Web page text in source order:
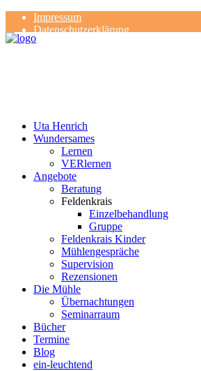
Impressum
Datenschutzerklärung
Kontakt
Uta Henrich
Wundersames
Lernen
VERlernen
Angebote
Beratung
Feldenkrais
Einzelbehandlung
Gruppe
Feldenkrais Kinder
Mühlengespräche
Supervision
Rezensionen
Die Mühle
Übernachtungen
Seminarraum
Bücher
Termine
Blog
ein-leuchtend